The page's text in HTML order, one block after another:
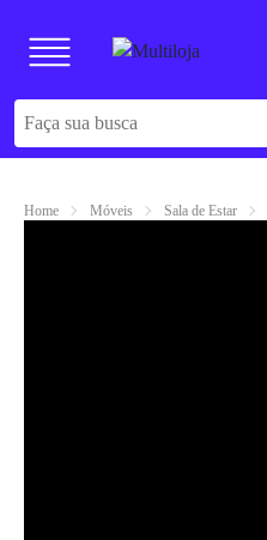
Home Móveis Sala de Estar